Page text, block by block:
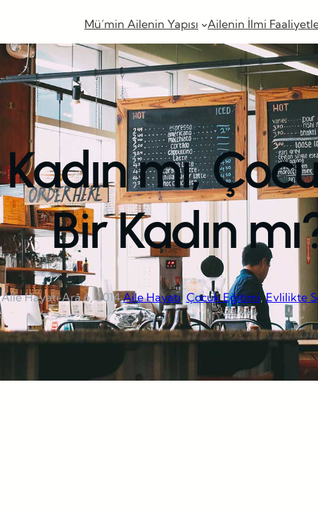
Mü’min Ailenin Yapısı Ailenin İlmi
mı,
Bir Kadın
Aile Hayatı·Ara 6, 2014·Aile Hayatı, Çocuk Eğitimi, Evlilikte